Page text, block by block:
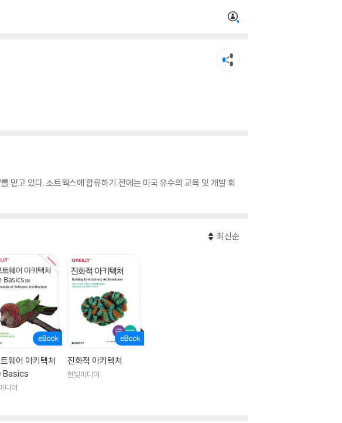
고 있다. 소트웍스에 합류하기 전에는 미국 유수의 교육 및 개발 회
최신순
웨어 아키텍처
Basics
디어
진화적 아키텍처
한빛미디어